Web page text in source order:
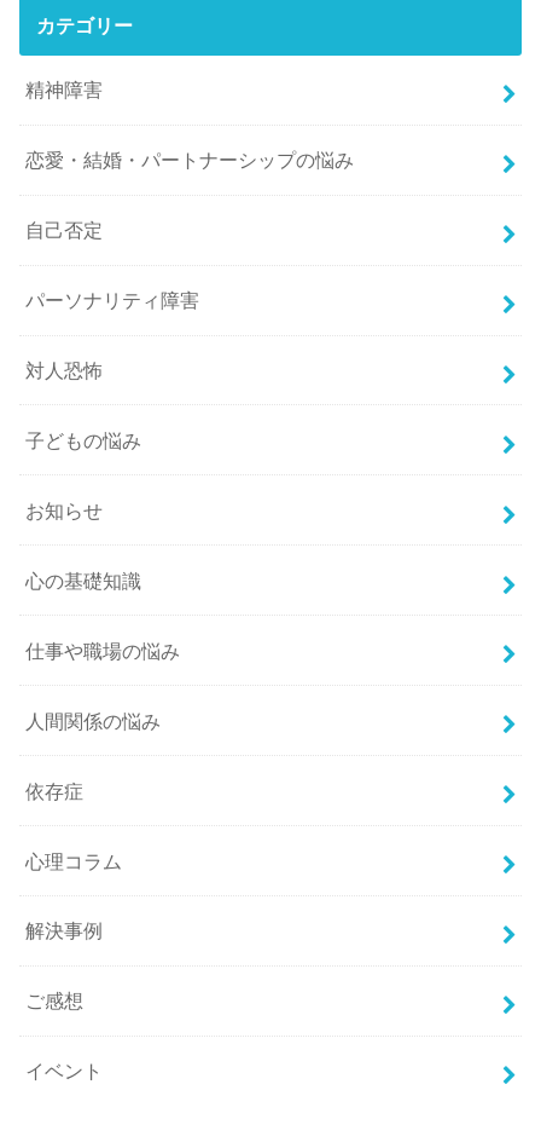
カテゴリー
精神障害
恋愛・結婚・パートナーシップの悩み
自己否定
パーソナリティ障害
対人恐怖
子どもの悩み
お知らせ
心の基礎知識
仕事や職場の悩み
人間関係の悩み
依存症
心理コラム
解決事例
ご感想
イベント